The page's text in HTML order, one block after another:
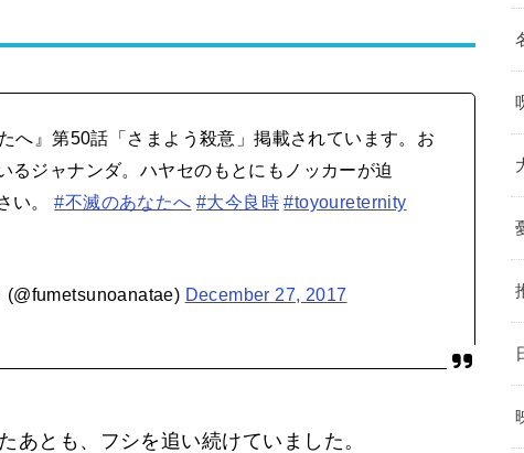
へ』第50話「さまよう殺意」掲載されています。お
るジャナンダ。ハヤセのもとにもノッカーが迫
い。#不滅のあなたへ #大今良時 #toyoureternity
December 27, 2017
あとも、フシを追い続けていました。